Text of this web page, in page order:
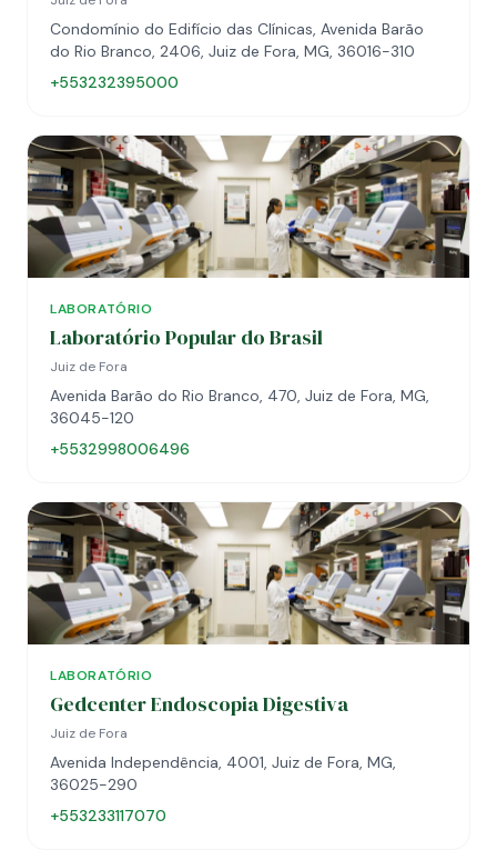
Condomínio do Edifício das Clínicas, Avenida Barão
do Rio Branco, 2406, Juiz de Fora, MG, 36016-310
+553232395000
LABORATÓRIO
Laboratório Popular do Brasil
Juiz de Fora
Avenida Barão do Rio Branco, 470, Juiz de Fora, MG,
36045-120
+5532998006496
LABORATÓRIO
Gedcenter Endoscopia Digestiva
Juiz de Fora
Avenida Independência, 4001, Juiz de Fora, MG,
36025-290
+553233117070